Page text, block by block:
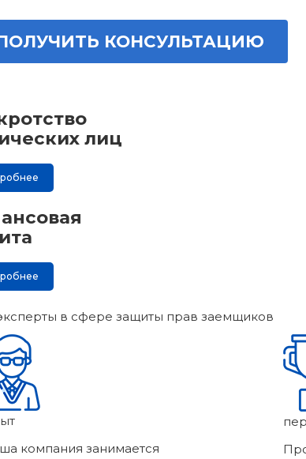
КОНСУЛЬТАЦИЮ
лиц
в сфере защиты прав заемщиков
компания занимается